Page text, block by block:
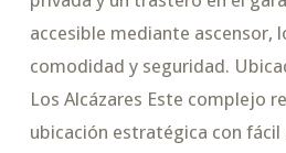
accesible mediante ascensor,
comodidad y seguridad.
Los Alcázares Este complejo
ubicación estratégica con